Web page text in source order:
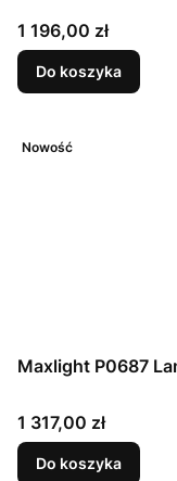
Cena
1 196,00 zł
Do koszyka
Nowość
Maxlight P0687
Cena
1 317,00 zł
Do koszyka